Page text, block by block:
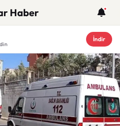
Haber
İndir